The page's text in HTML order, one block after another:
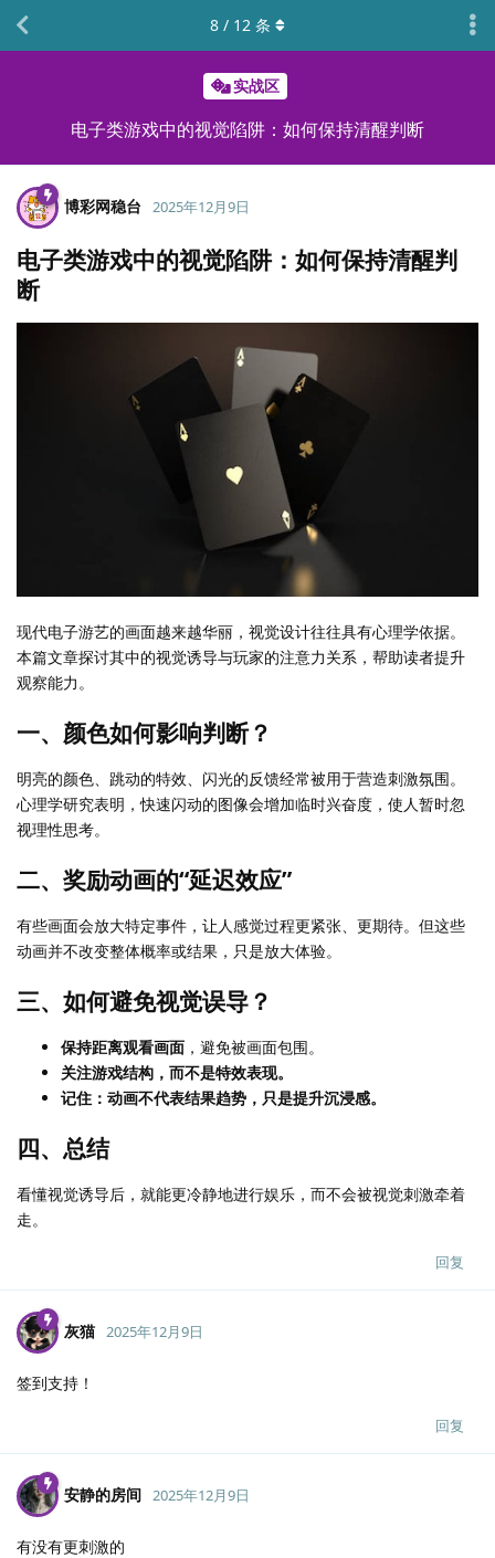
实战区
电子类游戏中的视觉陷阱：如何保持清醒判断
8 / 12 条
博彩网稳台 2025年12月9日
电子类游戏中的视觉陷阱：如何保持清醒判
断
现代电子游艺的画面越来越华丽，视觉设计往往具有心理学依据。
本篇文章探讨其中的视觉诱导与玩家的注意力关系，帮助读者提升
观察能力。
一、颜色如何影响判断？
明亮的颜色、跳动的特效、闪光的反馈经常被用于营造刺激氛围。
心理学研究表明，快速闪动的图像会增加临时兴奋度，使人暂时忽
视理性思考。
二、奖励动画的“延迟效应”
有些画面会放大特定事件，让人感觉过程更紧张、更期待。但这些
动画并不改变整体概率或结果，只是放大体验。
三、如何避免视觉误导？
保持距离观看画面 ，避免被画面包围。
关注游戏结构，而不是特效表现。
记住：动画不代表结果趋势，只是提升沉浸感。
四、总结
看懂视觉诱导后，就能更冷静地进行娱乐，而不会被视觉刺激牵着
走。
回复
灰猫 2025年12月9日
签到支持！
回复
安静的房间 2025年12月9日
有没有更刺激的